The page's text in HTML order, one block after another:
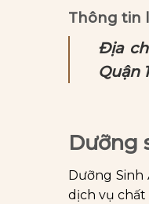
Thông tin
Địa
Quận
Dưỡng
Dưỡng Sinh
dịch vụ